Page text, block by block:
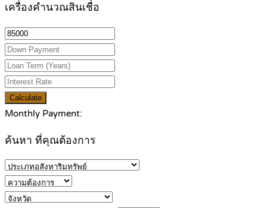
เครื่องคำนวณสินเชื่อ
Calculate
Monthly Payment:
ค้นหา ที่คุณต้องการ